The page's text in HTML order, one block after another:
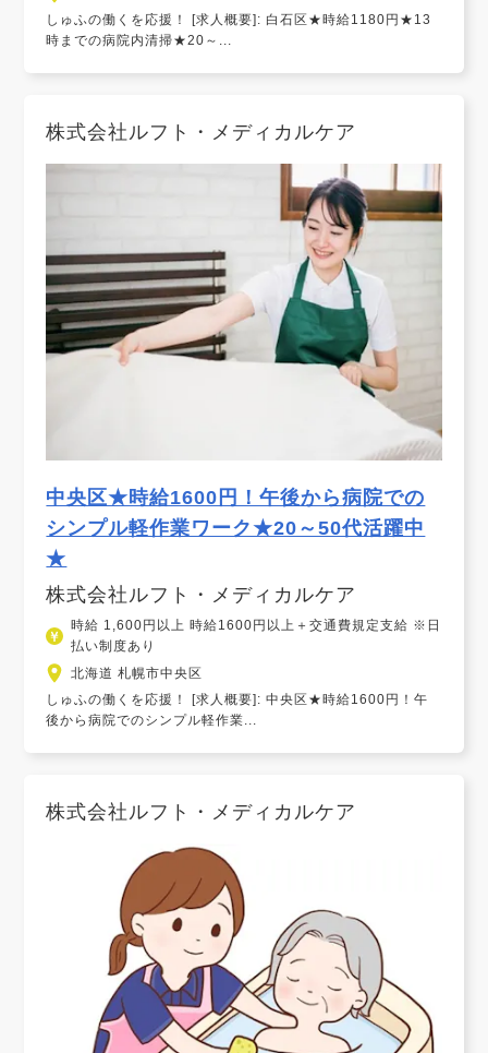
しゅふの働くを応援！ [求人概要]: 白石区★時給1180円★13
時までの病院内清掃★20～...
株式会社ルフト・メディカルケア
中央区★時給1600円！午後から病院での
シンプル軽作業ワーク★20～50代活躍中
★
株式会社ルフト・メディカルケア
時給 1,600円以上 時給1600円以上＋交通費規定支給 ※日
払い制度あり
北海道 札幌市中央区
しゅふの働くを応援！ [求人概要]: 中央区★時給1600円！午
後から病院でのシンプル軽作業...
株式会社ルフト・メディカルケア